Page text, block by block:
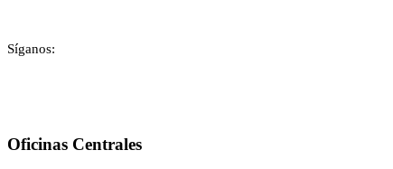
Síganos:
Oficinas Centrales